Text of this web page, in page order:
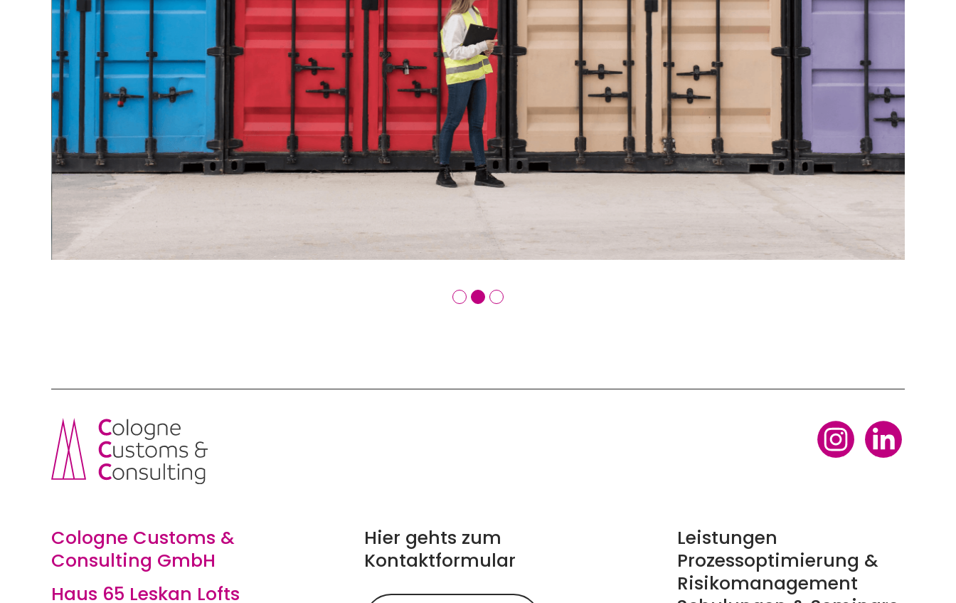
Cologne Customs &
Consulting GmbH
Haus 65 Leskan Lofts
Hier gehts zum
Kontaktformular
Leistungen
Prozessoptimierung &
Risikomanagement